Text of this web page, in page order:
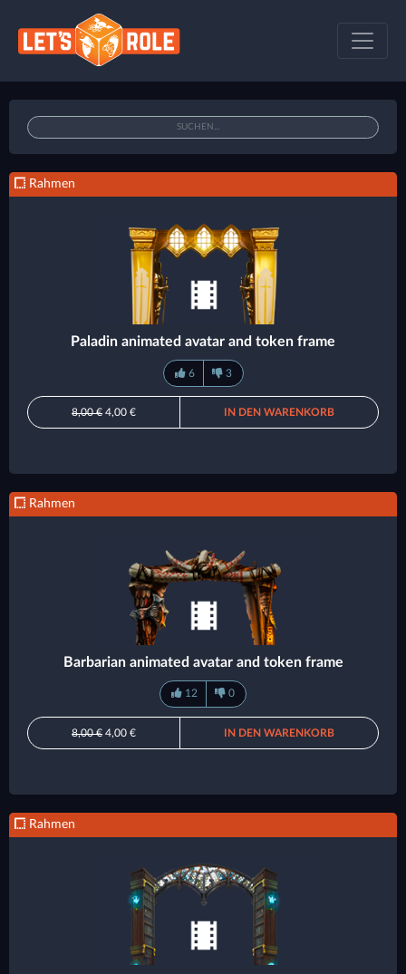
Rahmen
Paladin animated avatar and token frame
6 3
8,00 € 4,00 € IN DEN WARENKORB
Rahmen
Barbarian animated avatar and token frame
12 0
8,00 € 4,00 € IN DEN WARENKORB
Rahmen